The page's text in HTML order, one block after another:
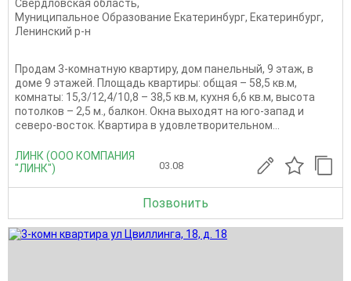
Свердловская область,
Муниципальное Образование Екатеринбург, Екатеринбург,
Ленинский р-н
Продам 3-комнатную квартиру, дом панельный, 9 этаж, в
доме 9 этажей. Площадь квартиры: общая – 58,5 кв.м,
комнаты: 15,3/12,4/10,8 – 38,5 кв.м, кухня 6,6 кв.м, высота
потолков – 2,5 м., балкон. Окна выходят на юго-запад и
северо-восток. Квартира в удовлетворительном...
ЛИНК (ООО КОМПАНИЯ
"ЛИНК")
03.08
Позвонить